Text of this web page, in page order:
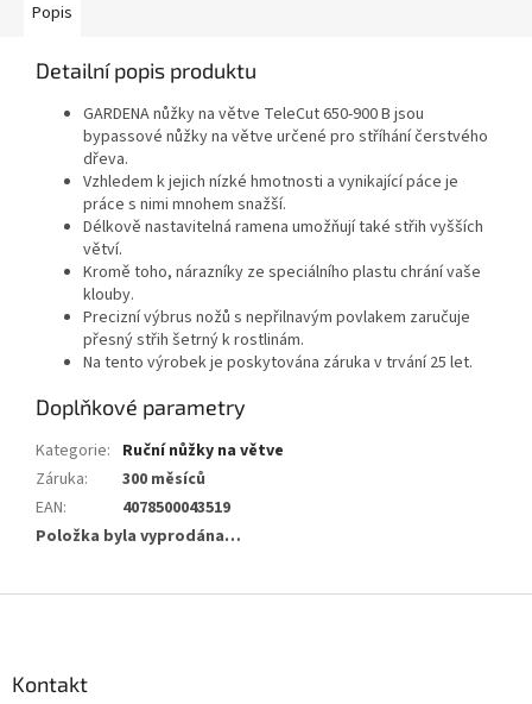
Popis
Detailní popis produktu
GARDENA nůžky na větve TeleCut 650-900 B jsou
bypassové nůžky na větve určené pro stříhání čerstvého
dřeva.
Vzhledem k jejich nízké hmotnosti a vynikající páce je
práce s nimi mnohem snažší.
Délkově nastavitelná ramena umožňují také střih vyšších
větví.
Kromě toho, nárazníky ze speciálního plastu chrání vaše
klouby.
Precizní výbrus nožů s nepřilnavým povlakem zaručuje
přesný střih šetrný k rostlinám.
Na tento výrobek je poskytována záruka v trvání 25 let.
Doplňkové parametry
Kategorie: Ruční nůžky na větve
Záruka:
300 měsíců
EAN:
4078500043519
Položka byla vyprodána…
Kontakt